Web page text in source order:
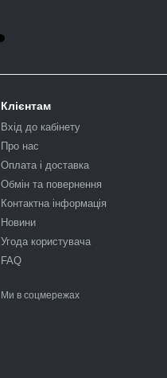
Клієнтам
Вхід до кабінету
Про нас
Оплата і доставка
Обмін та повернення
Контактна інформація
Новини
Угода користувача
FAQ
Ми в соцмережах